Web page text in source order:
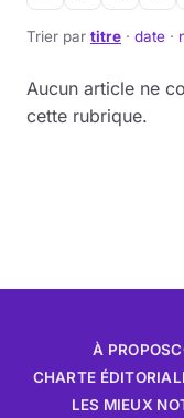
Trier par titre · date ·
Aucun article ne
cette rubrique.
À PROPOS
CHARTE
LES MIEUX